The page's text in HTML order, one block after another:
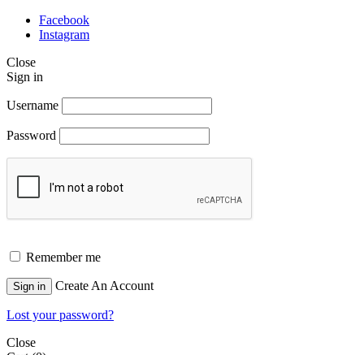
Facebook
Instagram
Close
Sign in
Username
Password
Remember me
Sign in Create An Account
Lost your password?
Close